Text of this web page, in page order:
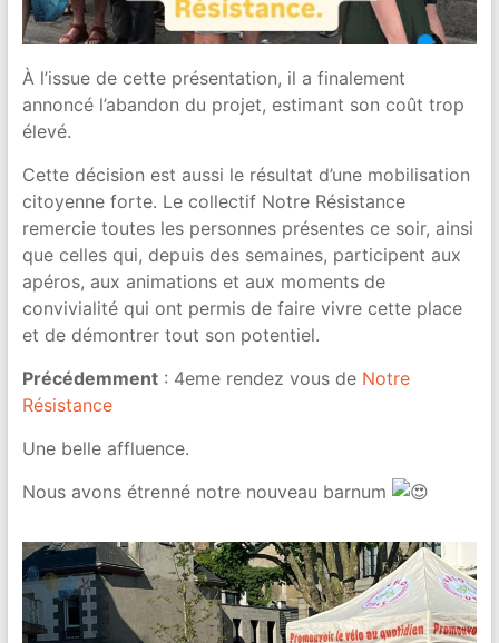
À l’issue de cette présentation, il a finalement
annoncé l’abandon du projet, estimant son coût trop
élevé.
Cette décision est aussi le résultat d’une mobilisation
citoyenne forte. Le collectif Notre Résistance
remercie toutes les personnes présentes ce soir, ainsi
que celles qui, depuis des semaines, participent aux
apéros, aux animations et aux moments de
convivialité qui ont permis de faire vivre cette place
et de démontrer tout son potentiel.
Précédemment: 4eme rendez vous de Notre
Résistance
Une belle affluence.
Nous avons étrenné notre nouveau barnum